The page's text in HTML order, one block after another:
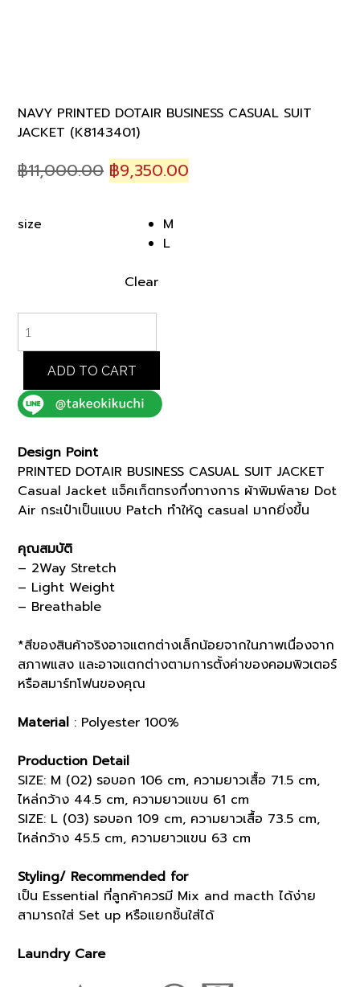
NAVY PRINTED DOTAIR BUSINESS CASUAL SUIT
JACKET (K8143401)
฿11,000.00 Original
฿11,000.00.
฿9,350.00
size
M
L
Clear
PRINTED
DOTAIR
BUSINESS
CASUAL
SUIT
JACKET
quantity
ADD TO CART
Design Point
PRINTED DOTAIR BUSINESS CASUAL SUIT JACKET
Casual Jacket แจ็คเก็ตทรงกึ่งทางการ ผ้าพิมพ์ลาย Dot
Air กระเป๋าเป็นแบบ Patch ทำให้ดู casual มากยิ่งขึ้น
คุณสมบัติ
– 2Way Stretch
– Light Weight
– Breathable
*สีของสินค้าจริงอาจแตกต่างเล็กน้อยจากในภาพเนื่องจาก
สภาพแสง และอาจแตกต่างตามการตั้งค่าของคอมพิวเตอร์
หรือสมาร์ทโฟนของคุณ
Material : Polyester 100%
Production Detail
SIZE: M (02) รอบอก 106 cm, ความยาวเสื้อ 71.5 cm,
ไหล่กว้าง 44.5 cm, ความยาวแขน 61 cm
SIZE: L (03) รอบอก 109 cm, ความยาวเสื้อ 73.5 cm,
ไหล่กว้าง 45.5 cm, ความยาวแขน 63 cm
Styling/ Recommended for
เป็น Essential ที่ลูกค้าควรมี Mix and macth ได้ง่าย
สามารถใส่ Set up หรือแยกชิ้นใส่ได้
Laundry Care